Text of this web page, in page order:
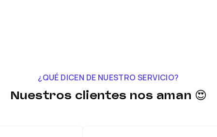
¿QUÉ DICEN DE NUESTRO SERVICIO?
Nuestros clientes nos aman 😍